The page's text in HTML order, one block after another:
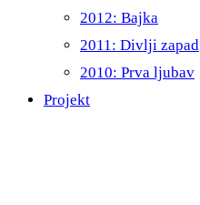
2012: Bajka
2011: Divlji zapad
2010: Prva ljubav
Projekt